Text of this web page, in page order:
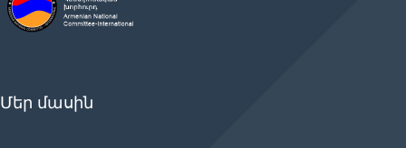
Մեր մասին